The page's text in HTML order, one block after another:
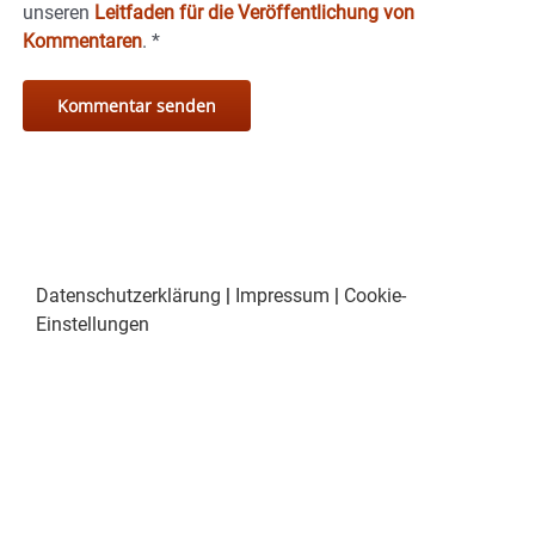
unseren Leitfaden für die Veröffentlichung von
Kommentaren. *
Datenschutzerklärung Impressum
Cookie-
Einstellungen